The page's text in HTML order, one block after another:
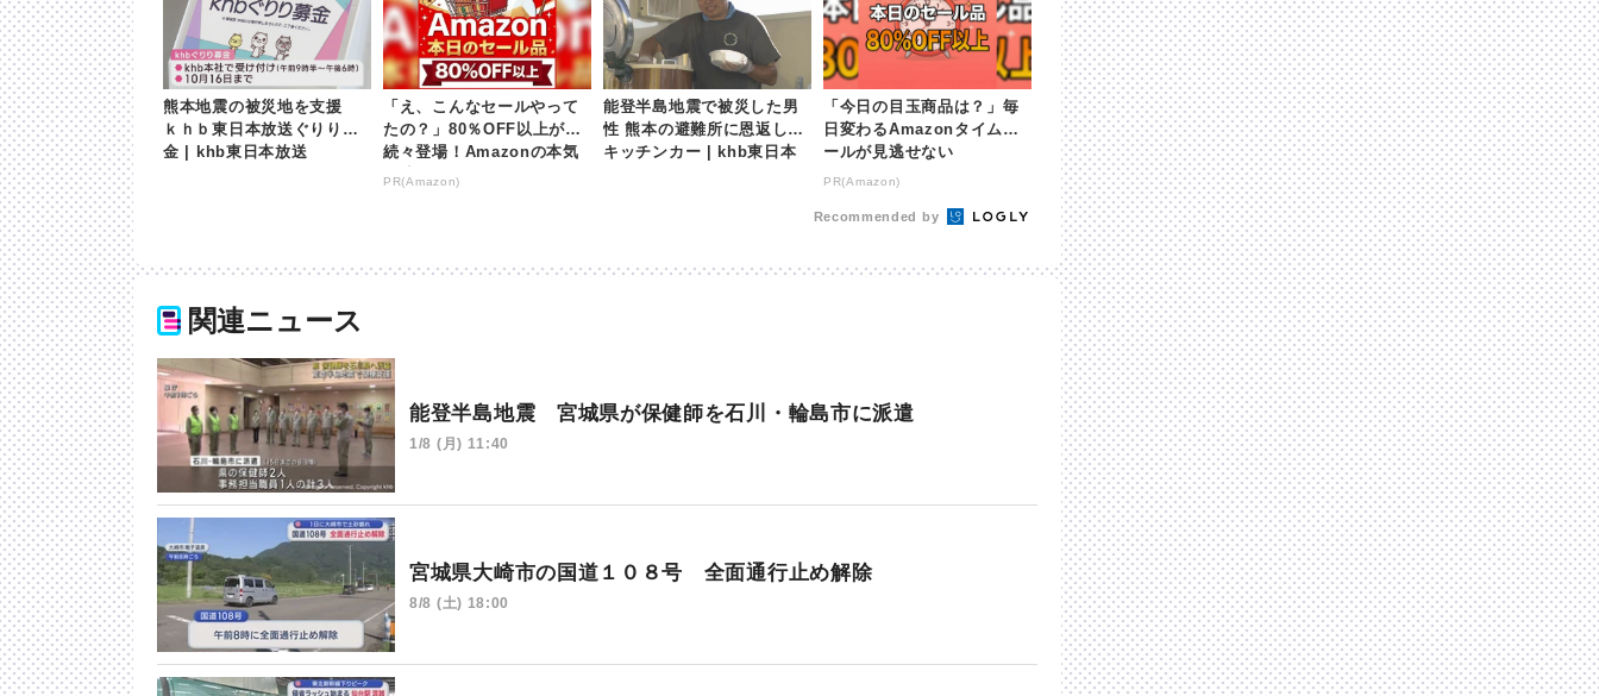
熊本地震の被災地を支援
ｋｈｂ東日本放送ぐりり募
金 | khb東日本放送
「え、こんなセールやって
たの？」80％OFF以上が
続々登場！Amazonの本気
が凄すぎる
PR(Amazon)
能登半島地震で被災した男
性 熊本の避難所に恩返しの
キッチンカー | khb東日本
「今日の目玉商品は？」毎
日変わるAmazonタイムセ
ールが見逃せない
PR(Amazon)
Recommended by
関連ニュース
能登半島地震 宮城県が保健師を石川・輪島市に派遣
1/8 (月) 11:40
宮城県大崎市の国道１０８号 全面通行止め解除
8/8 (土) 18:00